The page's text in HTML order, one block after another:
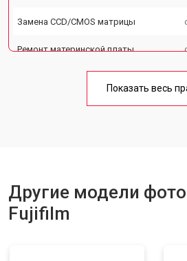
Замена CCD/CMOS матрицы
Ремонт материнской платы
Показать весь
Другие модели
Fujifilm